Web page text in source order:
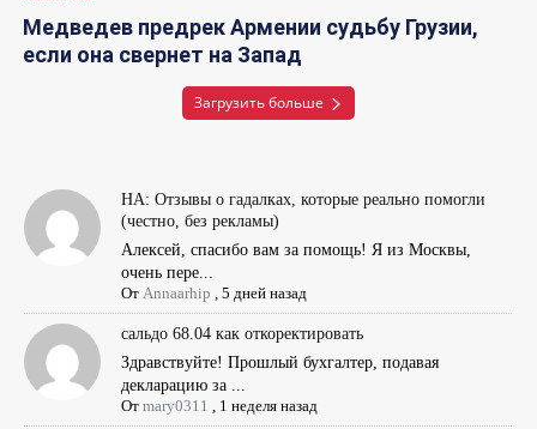
Медведев предрек Армении судьбу Грузии,
если она свернет на Запад
Загрузить больше
НА: Отзывы о гадалках, которые реально помогли
(честно, без рекламы)
Алексей, спасибо вам за помощь! Я из Москвы,
очень пере...
От Annaarhip ,5 дней назад
сальдо 68.04 как откоректировать
Здравствуйте! Прошлый бухгалтер, подавая
декларацию за ...
Отmary0311 1 неделя назад